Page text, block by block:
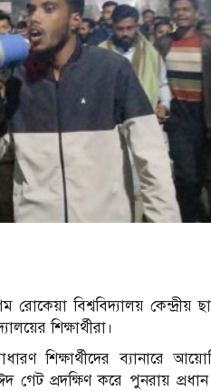
বিশ্ববিদ্যালয় কেন্দ্রীয়
শিক্ষার্থীরা।
শিক্ষার্থীদের ব্যানারে
গেট প্রদক্ষিণ করে পুনরায়